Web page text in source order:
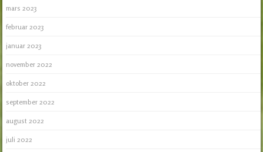
mars 2023
februar 2023
januar 2023
november 2022
oktober 2022
september 2022
august 2022
juli 2022